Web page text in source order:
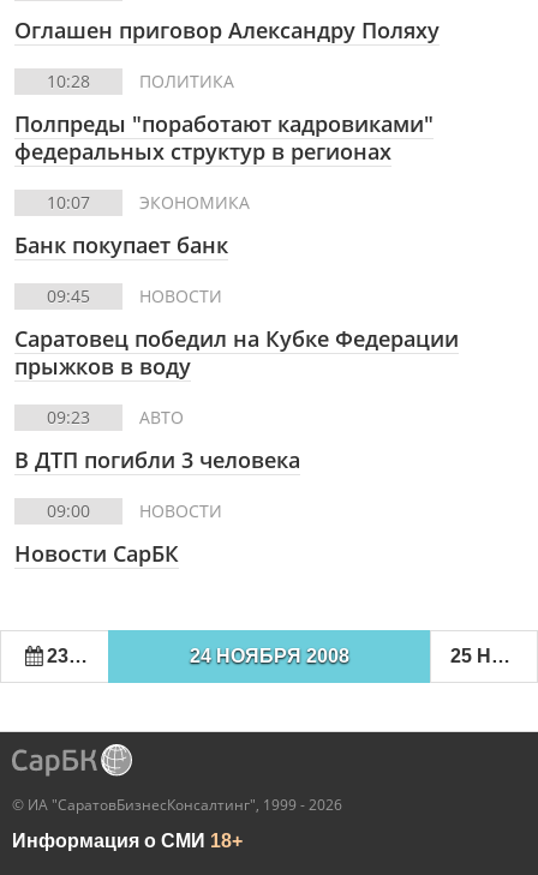
Оглашен приговор Александру Поляху
10:28 ПОЛИТИКА
Полпреды "поработают кадровиками"
федеральных структур в регионах
10:07 ЭКОНОМИКА
Банк покупает банк
09:45 НОВОСТИ
Саратовец победил на Кубке Федерации
прыжков в воду
09:23 АВТО
В ДТП погибли 3 человека
09:00 НОВОСТИ
Новости СарБК
23 НОЯБРЯ 2008 24 НОЯБРЯ 2008 25 НОЯБРЯ 2008
© ИА "СаратовБизнесКонсалтинг", 1999 - 2026
Информация о СМИ 18+